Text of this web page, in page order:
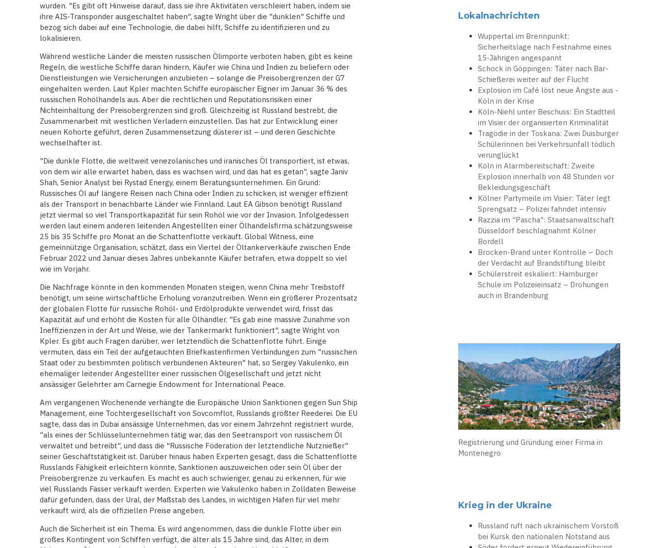
wurden. "Es gibt oft Hinweise darauf, dass sie ihre Aktivitäten verschleiert haben, indem sie
ihre AIS-Transponder ausgeschaltet haben", sagte Wright über die "dunklen" Schiffe und
bezog sich dabei auf eine Technologie, die dabei hilft, Schiffe zu identifizieren und zu
lokalisieren.
Während westliche Länder die meisten russischen Ölimporte verboten haben, gibt es keine
Regeln, die westliche Schiffe daran hindern, Käufer wie China und Indien zu beliefern oder
Dienstleistungen wie Versicherungen anzubieten – solange die Preisobergrenzen der G7
eingehalten werden. Laut Kpler machten Schiffe europäischer Eigner im Januar 36 % des
russischen Rohölhandels aus. Aber die rechtlichen und Reputationsrisiken einer
Nichteinhaltung der Preisobergrenzen sind groß. Gleichzeitig ist Russland bestrebt, die
Zusammenarbeit mit westlichen Verladern einzustellen. Das hat zur Entwicklung einer
neuen Kohorte geführt, deren Zusammensetzung düsterer ist – und deren Geschichte
wechselhafter ist.
"Die dunkle Flotte, die weltweit venezolanisches und iranisches Öl transportiert, ist etwas,
von dem wir alle erwartet haben, dass es wachsen wird, und das hat es getan", sagte Janiv
Shah, Senior Analyst bei Rystad Energy, einem Beratungsunternehmen. Ein Grund:
Russisches Öl auf längere Reisen nach China oder Indien zu schicken, ist weniger effizient
als der Transport in benachbarte Länder wie Finnland. Laut EA Gibson benötigt Russland
jetzt viermal so viel Transportkapazität für sein Rohöl wie vor der Invasion. Infolgedessen
werden laut einem anderen leitenden Angestellten einer Ölhandelsfirma schätzungsweise
25 bis 35 Schiffe pro Monat an die Schattenflotte verkauft. Global Witness, eine
gemeinnützige Organisation, schätzt, dass ein Viertel der Öltankerverkäufe zwischen Ende
Februar 2022 und Januar dieses Jahres unbekannte Käufer betrafen, etwa doppelt so viel
wie im Vorjahr.
Die Nachfrage könnte in den kommenden Monaten steigen, wenn China mehr Treibstoff
benötigt, um seine wirtschaftliche Erholung voranzutreiben. Wenn ein größerer Prozentsatz
der globalen Flotte für russische Rohöl- und Erdölprodukte verwendet wird, frisst das
Kapazität auf und erhöht die Kosten für alle Ölhändler. "Es gab eine massive Zunahme von
Ineffizienzen in der Art und Weise, wie der Tankermarkt funktioniert", sagte Wright von
Kpler. Es gibt auch Fragen darüber, wer letztendlich die Schattenflotte führt. Einige
vermuten, dass ein Teil der aufgetauchten Briefkastenfirmen Verbindungen zum "russischen
Staat oder zu bestimmten politisch verbundenen Akteuren" hat, so Sergey Vakulenko, ein
ehemaliger leitender Angestellter einer russischen Ölgesellschaft und jetzt nicht
ansässiger Gelehrter am Carnegie Endowment for International Peace.
Am vergangenen Wochenende verhängte die Europäische Union Sanktionen gegen Sun Ship
Management, eine Tochtergesellschaft von Sovcomflot, Russlands größter Reederei. Die EU
sagte, dass das in Dubai ansässige Unternehmen, das vor einem Jahrzehnt registriert wurde,
"als eines der Schlüsselunternehmen tätig war, das den Seetransport von russischem Öl
verwaltet und betreibt", und dass die "Russische Föderation der letztendliche Nutznießer"
seiner Geschäftstätigkeit ist. Darüber hinaus haben Experten gesagt, dass die Schattenflotte
Russlands Fähigkeit erleichtern könnte, Sanktionen auszuweichen oder sein Öl über der
Preisobergrenze zu verkaufen. Es macht es auch schwieriger, genau zu erkennen, für wie
viel Russlands Fässer verkauft werden. Experten wie Vakulenko haben in Zolldaten Beweise
dafür gefunden, dass der Ural, der Maßstab des Landes, in wichtigen Häfen für viel mehr
verkauft wird, als die offiziellen Preise angeben.
Auch die Sicherheit ist ein Thema. Es wird angenommen, dass die dunkle Flotte über ein
großes Kontingent von Schiffen verfügt, die älter als 15 Jahre sind, das Alter, in dem
Lokalnachrichten
Wuppertal im Brennpunkt:
Sicherheitslage nach Festnahme eines
15-Jährigen angespannt
Schock in Göppingen: Täter nach Bar-
Schießerei weiter auf der Flucht
Explosion im Café löst neue Ängste aus -
Köln in der Krise
Köln-Niehl unter Beschuss: Ein Stadtteil
im Visier der organisierten Kriminalität
Tragödie in der Toskana: Zwei Duisburger
Schülerinnen bei Verkehrsunfall tödlich
verunglückt
Köln in Alarmbereitschaft: Zweite
Explosion innerhalb von 48 Stunden vor
Bekleidungsgeschäft
Kölner Partymeile im Visier: Täter legt
Sprengsatz – Polizei fahndet intensiv
Razzia im "Pascha": Staatsanwaltschaft
Düsseldorf beschlagnahmt Kölner
Bordell
Brocken-Brand unter Kontrolle – Doch
der Verdacht auf Brandstiftung bleibt
Schülerstreit eskaliert: Hamburger
Schule im Polizeieinsatz – Drohungen
auch in Brandenburg
Registrierung und Gründung einer Firma in
Montenegro
Krieg in der Ukraine
Russland ruft nach ukrainischem Vorstoß
bei Kursk den nationalen Notstand aus